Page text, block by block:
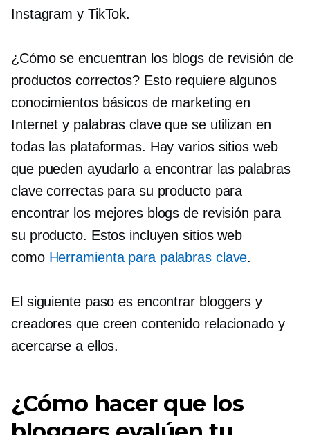
Instagram y TikTok.
¿Cómo se encuentran los blogs de revisión de
productos correctos? Esto requiere algunos
conocimientos básicos de marketing en
Internet y palabras clave que se utilizan en
todas las plataformas. Hay varios sitios web
que pueden ayudarlo a encontrar las palabras
clave correctas para su producto para
encontrar los mejores blogs de revisión para
su producto. Estos incluyen sitios web
como Herramienta para palabras clave.
El siguiente paso es encontrar bloggers y
creadores que creen contenido relacionado y
acercarse a ellos.
¿Cómo hacer que los